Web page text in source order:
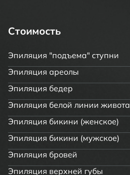
Стоимость
Эпиляция "подъема" ступни
Эпиляция ареолы
Эпиляция бедер
Эпиляция белой линии живота
Эпиляция бикини (женское)
Эпиляция бикини (мужское)
Эпиляция бровей
Эпиляция верхней губы